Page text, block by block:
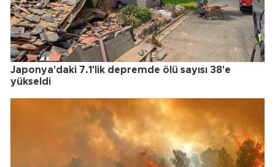
Japonya'daki 7.1'lik depremde ölü sayısı 38'e
yükseldi